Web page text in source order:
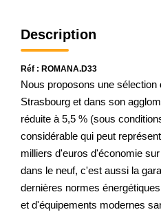
Description
Réf : ROMANA.D33
Nous proposons une sélection
Strasbourg et dans son
réduite à 5,5 % (sous
considérable qui peut
milliers d'euros d'économie
dans le neuf, c'est aussi la
dernières normes
et d'équipements modernes